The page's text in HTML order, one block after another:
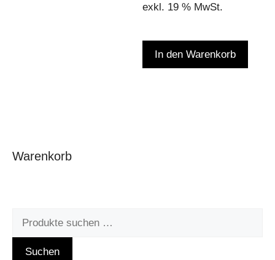
exkl. 19 % MwSt.
In den Warenkorb
Warenkorb
Suchen